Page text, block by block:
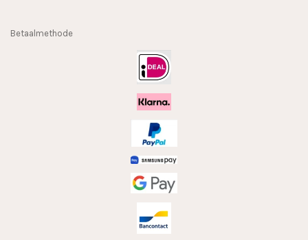
Betaalmethode